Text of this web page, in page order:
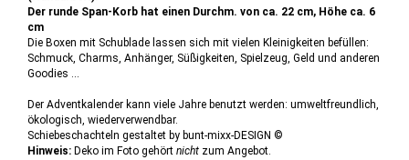
Der runde Span-Korb hat einen Durchm. von ca. 22 cm, Höhe ca. 6
cm
Die Boxen mit Schublade lassen sich mit vielen Kleinigkeiten befüllen:
Schmuck, Charms, Anhänger, Süßigkeiten, Spielzeug, Geld und anderen
Goodies ...
Der Adventkalender kann viele Jahre benutzt werden: umweltfreundlich,
ökologisch, wiederverwendbar.
Schiebeschachteln gestaltet by bunt-mixx-DESIGN ©
Hinweis: Deko im Foto gehört nicht zum Angebot.